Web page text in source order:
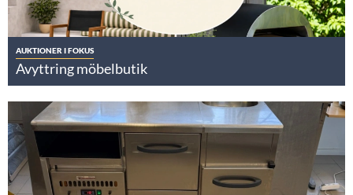
AUKTIONER I FOKUS
Avyttring möbelbutik